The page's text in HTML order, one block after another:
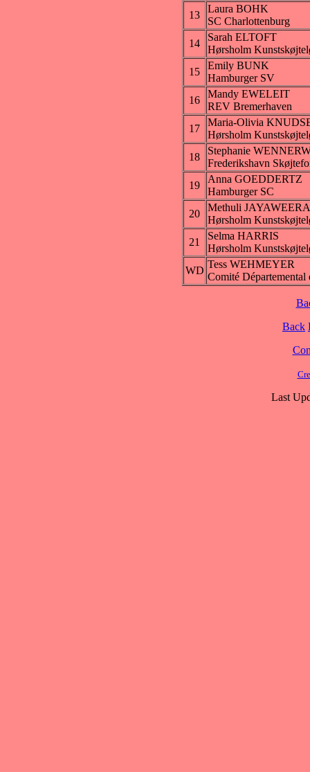
13
Laura BOHK
SC Charlottenburg
14
Sarah ELTOFT
Hørsholm
15
Emily BUNK
Hamburger SV
16
Mandy EWELEIT
REV Bremerhaven
17
Maria-Olivia
Hørsholm
18
Stephanie
Frederikshavn
19
Anna GOEDDERTZ
Hamburger SC
20
Methuli JAYAWEERA
Hørsholm
21
Selma HARRIS
Hørsholm
WD
Tess WEHMEYER
Comité Départemental
Back
Last